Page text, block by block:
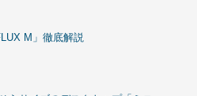
M」徹底解説